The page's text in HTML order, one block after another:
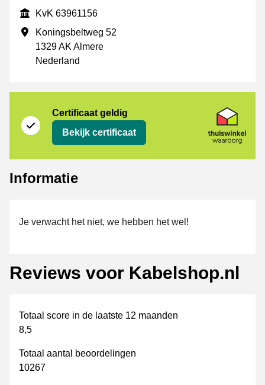
KvK
KvK 63961156
Vestigingsadres
Koningsbeltweg 52
1329 AK Almere
Nederland
Certificaat geldig
Bekijk certificaat
Informatie
Je verwacht het niet, we hebben het wel!
Reviews voor Kabelshop.nl
Totaal score in de laatste 12 maanden
8,5
Totaal aantal beoordelingen
10267